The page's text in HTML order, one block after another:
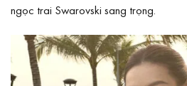
ngọc trai Swarovski sang trọng.